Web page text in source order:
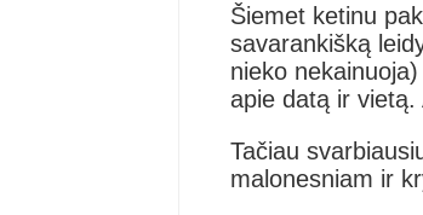
Šiemet ketinu
savarankišką
nieko
apie datą ir vietą.
Tačiau
malonesniam ir